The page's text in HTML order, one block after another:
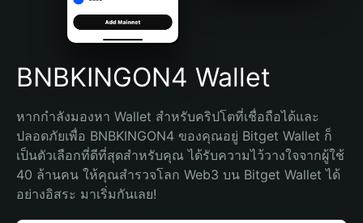
Português (Brasil)
Español (Argentina)
BNBKINGON4 Wallet
หากกำลังมองหา Wallet สำหรับคริปโตที่เชื่อถือได้และ
ปลอดภัยเพื่อ BNBKINGON4 ของคุณอยู่ Bitget Wallet ก็
เป็นตัวเลือกที่ดีที่สุดสำหรับคุณ ได้รับความไว้วางใจจากผู้ใช้
40 ล้านคน ให้คุณสำรวจโลก Web3 บน Bitget Wallet ได้
อย่างอิสระ มาเริ่มกันเลย!